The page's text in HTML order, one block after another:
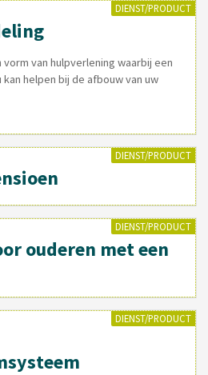
DIENST/PRODUCT
van hulpverlening waarbij een
helpen bij de afbouw van uw
DIENST/PRODUCT
DIENST/PRODUCT
ouderen met een
DIENST/PRODUCT